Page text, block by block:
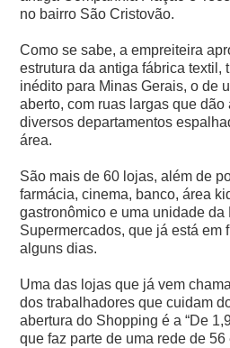
no bairro São Cristovão.
Como se sabe, a empreiteira
estrutura da antiga fábrica textil,
inédito para Minas Gerais, o de
aberto, com ruas largas que
diversos departamentos
área.
São mais de 60 lojas, além de
farmácia, cinema, banco, área
gastronômico e uma unidade
Supermercados, que já está em
alguns dias.
Uma das lojas que já vem
dos trabalhadores que cuidam
abertura do Shopping é a “De
que faz parte de uma rede de